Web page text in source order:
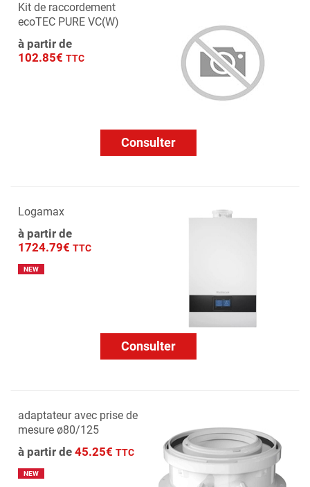
Kit de raccordement
ecoTEC PURE VC(W)
à partir de
102.85€ TTC
Consulter
Logamax
à partir de
1724.79€ TTC
NEW
Consulter
adaptateur avec prise de
mesure ø80/125
à partir de 45.25€ TTC
NEW